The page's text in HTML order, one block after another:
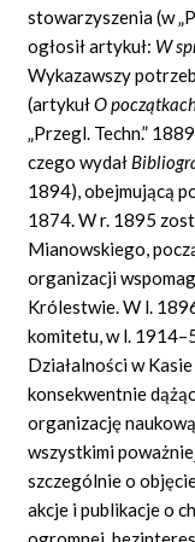
stowarzyszenia (w
ogłosił artykuł: W
Wykazawszy
(artykułO
„Przegl. Techn.”
czego wydał
1894), obejmującą
1874. W r. 1895
Mianowskiego,
organizacji
Królestwie. W l.
komitetu, w l.
Działalności w
konsekwentnie
organizację
wszystkimi
szczególnie o
akcje i publikacje o